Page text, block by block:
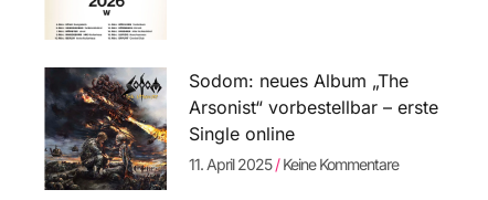
Sodom: neues Album „The
Arsonist“ vorbestellbar – erste
Single online
11. April 2025 Keine Kommentare